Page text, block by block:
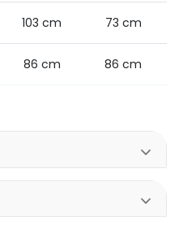
103 cm 73 cm
86 cm 86 cm